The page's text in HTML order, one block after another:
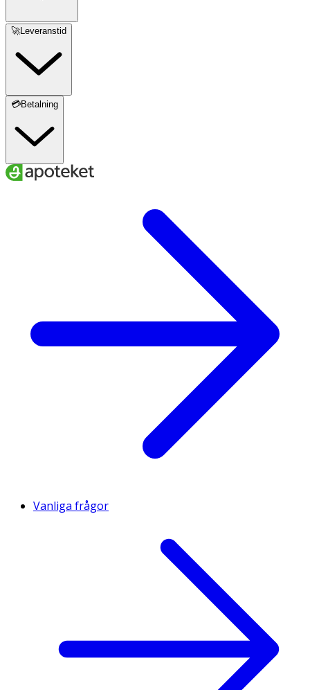
🚀Leveranstid
💳Betalning
Vanliga frågor